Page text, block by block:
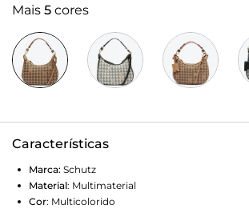
Mais 5 cores
Características
Marca: Schutz
Material: Multimaterial
Cor: Multicolorido